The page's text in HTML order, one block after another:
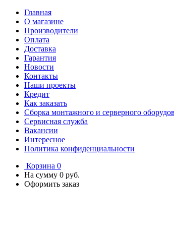
Главная
О магазине
Производители
Оплата
Доставка
Гарантия
Новости
Контакты
Наши проекты
Кредит
Как заказать
Сборка монтажного и серверного
Сервисная служба
Вакансии
Интересное
Политика конфиденциальности
Корзина 0
На сумму 0 руб.
Оформить заказ